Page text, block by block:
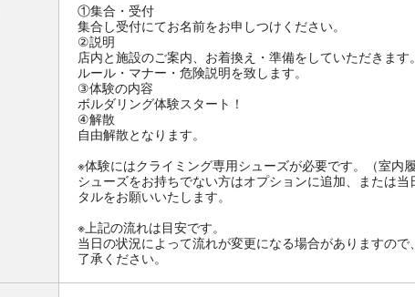
①集合・受付
集合し受付にてお名前をお申しつけください。
②説明
店内と施設のご案内、お着換え・準備をしていただきます。
ルール・マナー・危険説明を致します。
③体験の内容
ボルダリング体験スタート！
④解散
自由解散となります。
※体験にはクライミング専用シューズが必要です。（室内履
シューズをお持ちでない方はオプションに追加、または当
タルをお願いいたします。
※上記の流れは目安です。
当日の状況によって流れが変更になる場合がありますので
了承ください。